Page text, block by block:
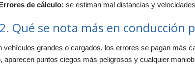
de cálculo: se estiman mal distancias y
Qué se nota más en conducción
vehículos grandes o cargados, los errores se pagan más
aparecen puntos ciegos más peligrosos y cualquier